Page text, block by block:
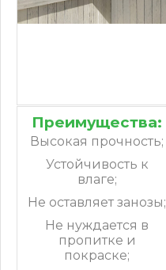
Преимущества:
Высокая прочность;
Устойчивость к
влаге;
Не оставляет занозы;
Не нуждается в
пропитке и
покраске;